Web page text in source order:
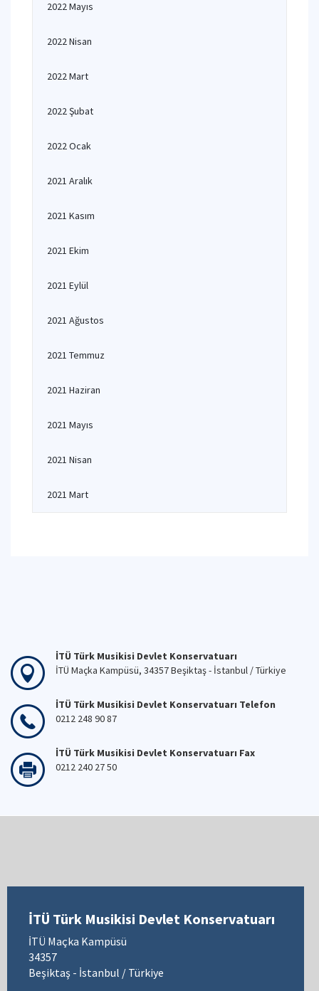
2022 Mayıs
2022 Nisan
2022 Mart
2022 Şubat
2022 Ocak
2021 Aralık
2021 Kasım
2021 Ekim
2021 Eylül
2021 Ağustos
2021 Temmuz
2021 Haziran
2021 Mayıs
2021 Nisan
2021 Mart
İTÜ Türk Musikisi Devlet Konservatuarı
İTÜ Maçka Kampüsü, 34357 Beşiktaş - İstanbul / Türkiye
İTÜ Türk Musikisi Devlet Konservatuarı Telefon
0212 248 90 87
İTÜ Türk Musikisi Devlet Konservatuarı Fax
0212 240 27 50
İTÜ Türk Musikisi Devlet Konservatuarı
İTÜ Maçka Kampüsü
34357
Beşiktaş - İstanbul / Türkiye